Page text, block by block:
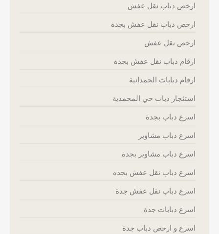
ارخص دباب نقل عفش
ارخص دباب نقل عفش بجدة
ارخص نقل عفش
ارقام دباب نقل عفش بجدة
ارقام دبابات الحمدانية
استئجار دباب حي المحمدية
اسرع دباب بجدة
اسرع دباب مشاوير
اسرع دباب مشاوير بجدة
اسرع دباب نقل عفش بجده
اسرع دباب نقل عفش جدة
اسرع دبابات جدة
اسرع و ارخص دباب جدة